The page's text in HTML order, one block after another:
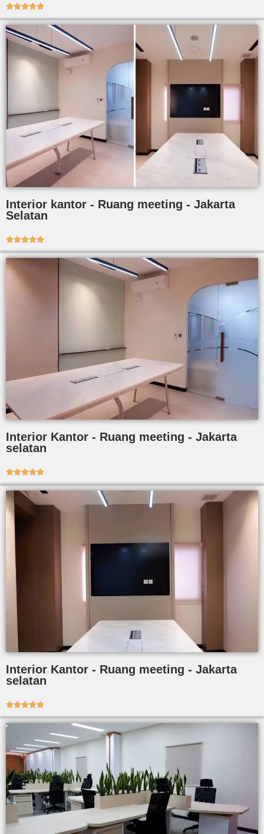

Interior kantor - Ruang meeting - Jakarta
Selatan

Interior Kantor - Ruang meeting - Jakarta
selatan

Interior Kantor - Ruang meeting - Jakarta
selatan
